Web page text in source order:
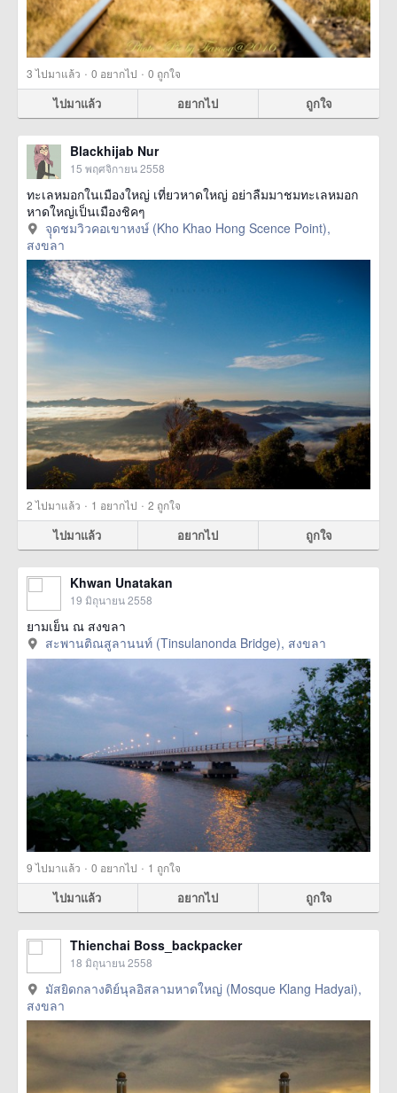
3ไปมาแล้ว · 0 อยากไป · 0 ถูกใจ
ไปมาแล้ว อยากไป ถูกใจ
Blackhijab Nur
15 พฤศจิกายน 2558
ทะเลหมอกในเมืองใหญ่ เที่ยวหาดใหญ่ อย่าลืมมาชมทะเลหมอก
หาดใหญ่เป็นเมืองชิคๆ
จุุดชมวิวคอเขาหงษ์ (Kho Khao Hong Scence Point),
สงขลา
2ไปมาแล้ว · 1 อยากไป · 2 ถูกใจ
ไปมาแล้ว อยากไป ถูกใจ
Khwan Unatakan
19 มิถุนายน 2558
ยามเย็น ณ สงขลา
สะพานติณสูลานนท์ (Tinsulanonda Bridge), สงขลา
9ไปมาแล้ว · 0 อยากไป · 1 ถูกใจ
ไปมาแล้ว อยากไป ถูกใจ
Thienchai Boss_backpacker
18 มิถุนายน 2558
มัสยิดกลางดิย์นุลอิสลามหาดใหญ่ (Mosque Klang Hadyai),
สงขลา